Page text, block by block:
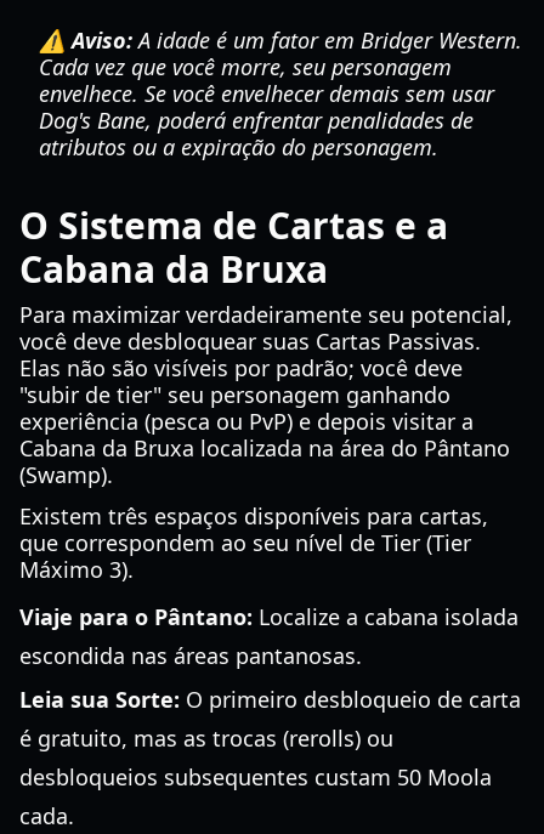
⚠️ Aviso:A idade é um fator em Bridger Western.
Cada vez que você morre, seu personagem
envelhece. Se você envelhecer demais sem usar
Dog's Bane, poderá enfrentar penalidades de
atributos ou a expiração do personagem.
O Sistema de Cartas e a
Cabana da Bruxa
Para maximizar verdadeiramente seu potencial,
você deve desbloquear suas Cartas Passivas.
Elas não são visíveis por padrão; você deve
"subir de tier" seu personagem ganhando
experiência (pesca ou PvP) e depois visitar a
Cabana da Bruxa localizada na área do Pântano
(Swamp).
Existem três espaços disponíveis para cartas,
que correspondem ao seu nível de Tier (Tier
Máximo 3).
Viaje para o Pântano: Localize a cabana isolada
escondida nas áreas pantanosas.
Leia sua Sorte: O primeiro desbloqueio de carta
é gratuito, mas as trocas (rerolls) ou
desbloqueios subsequentes custam 50 Moola
cada.